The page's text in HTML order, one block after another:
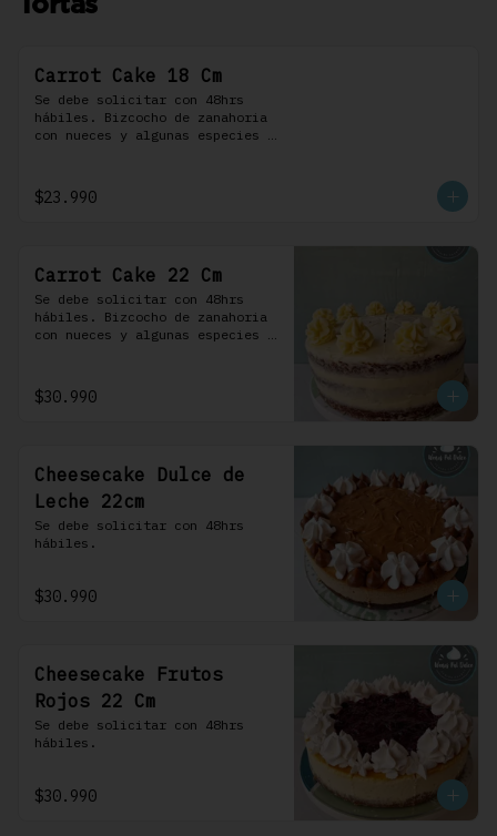
Tortas
Carrot Cake 18 Cm
Se debe solicitar con 48hrs
hábiles. Bizcocho de zanahoria
con nueces y algunas especies
crema.
$23.990
Carrot Cake 22 Cm
Se debe solicitar con 48hrs
hábiles. Bizcocho de zanahoria
con nueces y algunas especies
crema.
$30.990
Cheesecake Dulce de
Leche 22cm
Se debe solicitar con 48hrs
hábiles.
$30.990
Cheesecake Frutos
Rojos 22 Cm
Se debe solicitar con 48hrs
hábiles.
$30.990